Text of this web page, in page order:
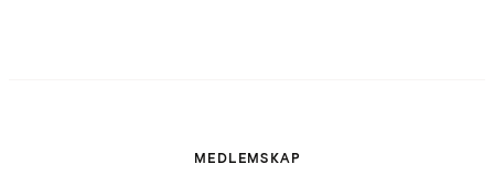
MEDLEMSKAP